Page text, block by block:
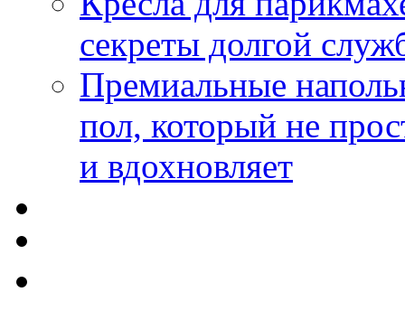
секреты долгой
Премиальные
пол, который не
и вдохновляет